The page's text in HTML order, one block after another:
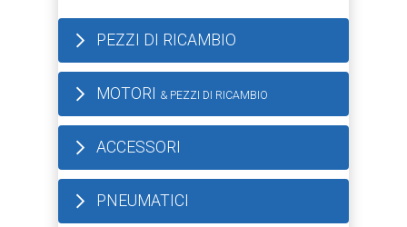
PEZZI DI RICAMBIO
MOTORI & PEZZI DI RICAMBIO
ACCESSORI
PNEUMATICI